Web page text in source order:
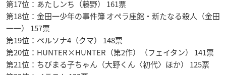
第17位：あたしンち（藤野） 161票
第18位：金田一少年の事件簿 オペラ座館・新たなる殺人（金田
一一） 157票
第19位：ペルソナ4（クマ） 148票
第20位：HUNTER×HUNTER（第2作）（フェイタン） 141票
第21位：ちびまる子ちゃん（大野くん〈初代〉ほか） 125票